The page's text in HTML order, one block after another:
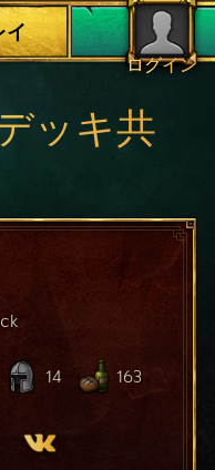
ログイン
イ
ッキ共
14 163